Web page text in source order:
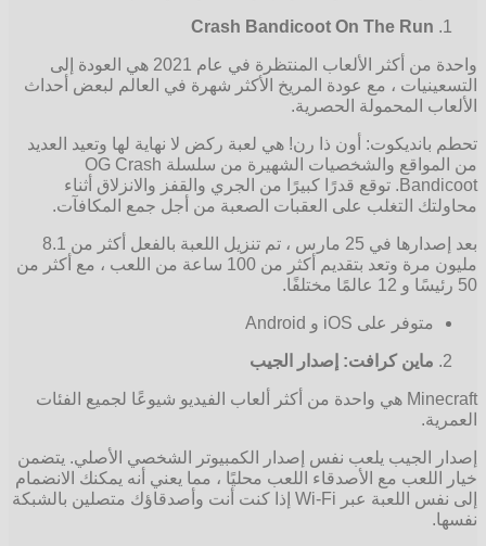
Crash Bandicoot On The Run
واحدة من أكثر الألعاب المنتظرة في عام 2021 هي العودة إلى
التسعينيات ، مع عودة المريخ الأكثر شهرة في العالم لبعض أحداث
الألعاب المحمولة الحصرية.
تحطم بانديكوت: أون ذا رن! هي لعبة ركض لا نهاية لها وتعيد العديد
من المواقع والشخصيات الشهيرة من سلسلة OG Crash
Bandicoot. توقع قدرًا كبيرًا من الجري والقفز والانزلاق أثناء
محاولتك التغلب على العقبات الصعبة من أجل جمع المكافآت.
بعد إصدارها في 25 مارس ، تم تنزيل اللعبة بالفعل أكثر من 8.1
مليون مرة وتعد بتقديم أكثر من 100 ساعة من اللعب ، مع أكثر من
50 رئيسًا و 12 عالمًا مختلفًا.
متوفر على iOS و Android
ماين كرافت: إصدار الجيب
Minecraft هي واحدة من أكثر ألعاب الفيديو شيوعًا لجميع الفئات
العمرية.
إصدار الجيب يلعب نفس إصدار الكمبيوتر الشخصي الأصلي. يتضمن
خيار اللعب مع الأصدقاء اللعب محليًا ، مما يعني أنه يمكنك الانضمام
إلى نفس اللعبة عبر Wi-Fi إذا كنت أنت وأصدقاؤك متصلين بالشبكة
نفسها.